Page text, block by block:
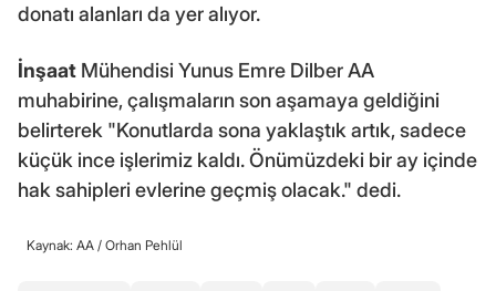
donatı alanları da yer alıyor.
İnşaat Mühendisi Yunus Emre Dilber AA
muhabirine, çalışmaların son aşamaya geldiğini
belirterek "Konutlarda sona yaklaştık artık, sadece
küçük ince işlerimiz kaldı. Önümüzdeki bir ay içinde
hak sahipleri evlerine geçmiş olacak." dedi.
Kaynak: AA / Orhan Pehlül